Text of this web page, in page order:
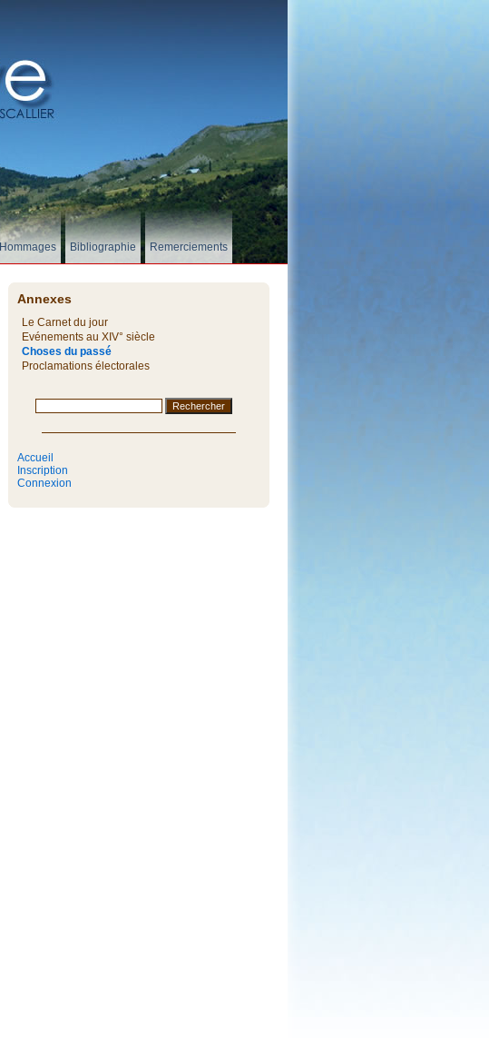
Hommages Bibliographie Remerciements
Annexes
Le Carnet du jour
Evénements au XIV° siècle
Choses du passé
Proclamations électorales
Accueil
Inscription
Connexion